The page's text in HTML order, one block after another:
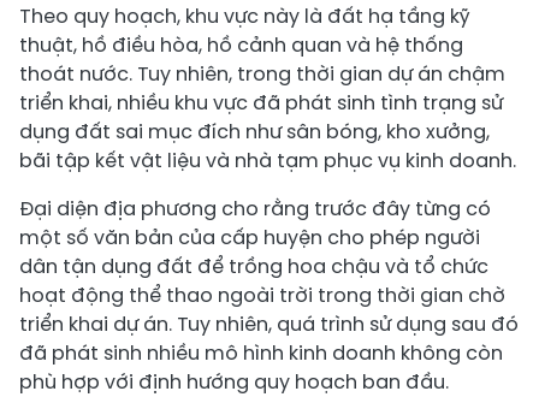
Theo quy hoạch, khu vực này là đất hạ tầng kỹ
thuật, hồ điều hòa, hồ cảnh quan và hệ thống
thoát nước. Tuy nhiên, trong thời gian dự án chậm
triển khai, nhiều khu vực đã phát sinh tình trạng sử
dụng đất sai mục đích như sân bóng, kho xưởng,
bãi tập kết vật liệu và nhà tạm phục vụ kinh doanh.
Đại diện địa phương cho rằng trước đây từng có
một số văn bản của cấp huyện cho phép người
dân tận dụng đất để trồng hoa chậu và tổ chức
hoạt động thể thao ngoài trời trong thời gian chờ
triển khai dự án. Tuy nhiên, quá trình sử dụng sau đó
đã phát sinh nhiều mô hình kinh doanh không còn
phù hợp với định hướng quy hoạch ban đầu.